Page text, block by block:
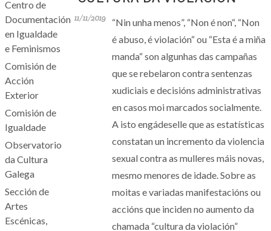
Centro de
Documentación
en Igualdade
e Feminismos
Comisión de
Acción
Exterior
Comisión de
Igualdade
Observatorio
da Cultura
Galega
Sección de
Artes
Escénicas,
11/11/2019
“Nin unha menos”, “Non é non“, “Non
é abuso, é violación“ ou “Esta é a miña
manda“ son algunhas das campañas
que se rebelaron contra sentenzas
xudiciais e decisións administrativas
en casos moi marcados socialmente.
A isto engádeselle que as estatísticas
constatan un incremento da violencia
sexual contra as mulleres máis novas,
mesmo menores de idade. Sobre as
moitas e variadas manifestacións ou
accións que inciden no aumento da
chamada “cultura da violación”